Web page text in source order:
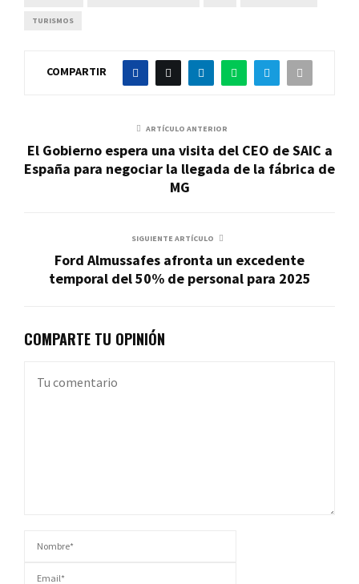
TURISMOS
COMPARTIR
ARTÍCULO ANTERIOR
El Gobierno espera una visita del CEO de SAIC a
España para negociar la llegada de la fábrica de
MG
SIGUIENTE ARTÍCULO
Ford Almussafes afronta un excedente
temporal del 50% de personal para 2025
COMPARTE TU OPINIÓN